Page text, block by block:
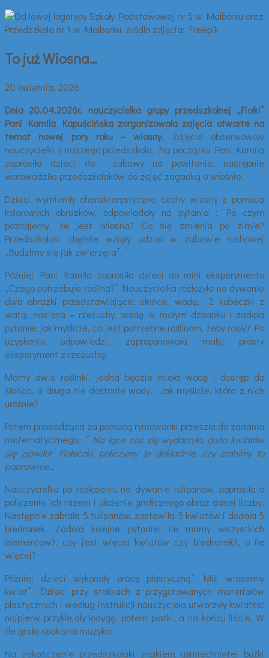
To już Wiosna…
20 kwietnia, 2026
Dnia 20.04.2026r. nauczycielka grupy przedszkolnej „Fiołki”
Pani Kamila Kapuścińska zorganizowała zajęcia otwarte na
temat nowej pory roku – wiosny. Zajęcia obserwowały
nauczycielki z naszego przedszkola. Na początku Pani Kamila
zaprosiła dzieci do zabawy na powitanie, następnie
wprowadziła przedszkolaków do zajęć zagadką o wiośnie.
Dzieci wymieniły charakterystyczne cechy wiosny z pomocą
kolorowych obrazków, odpowiadały na pytania : Po czym
poznajemy, że jest wiosna? Co się zmienia po zimie?
Przedszkolaki chętnie wzięły udział w zabawie ruchowej
„Budzimy się jak zwierzęta”.
Później Pani Kamila zaprosiła dzieci do mini eksperymentu
„Czego potrzebuje roślina?” Nauczycielka rozłożyła na dywanie
dwa obrazki przedstawiające: słońce, wodę, 2 kubeczki z
watą, nasiona – rzeżuchy, wodę w małym dzbanku i zadała
pytanie: jak myślicie, co jest potrzebne roślinom, żeby rosły? Po
uzyskaniu odpowiedzi, zaproponowała mały, prosty
eksperyment z rzeżuchą:
Mamy dwie roślinki, jedna będzie miała wodę i dostęp do
słońca, a druga nie dostanie wody. Jak myślicie, która z nich
urośnie?
Potem prowadząca za pomocą rymowanki przeszła do zadania
matematycznego: ” Na łące coś się wydarzyło, dużo kwiatów
się zjawiło! Fiołeczki, policzymy je dokładnie, czy zrobimy to
poprawnie…
Nauczycielka po rozłożeniu na dywanie tulipanów, poprosiła o
policzenie ich razem i ułożenie graficznego obraz danej liczby.
Następnie zabrała 5 tulipanów, zostawiła 5 kwiatów i dodała 5
biedronek. Zadała kolejne pytanie: ile mamy wszystkich
elementów?, czy jest więcej kwiatów czy biedronek?, o ile
więcej?
Później dzieci wykonały pracę plastyczną” Mój wiosenny
kwiat”. Dzieci przy stolikach z przygotowanych materiałów
plastycznych i według instrukcji nauczyciela utworzyły kwiatka:
najpierw przyklejały łodygę, potem płatki, a na końcu liście. W
tle grała spokojna muzyka.
Na zakończenie przedszkolaki znakiem uśmiechniętej buźki